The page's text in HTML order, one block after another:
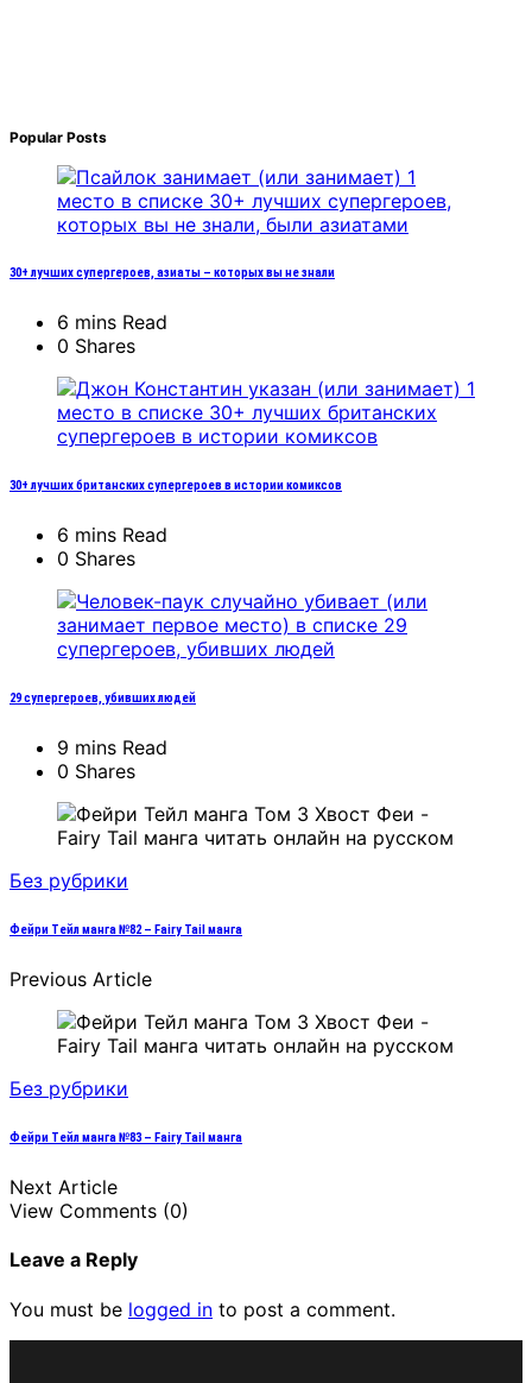
Popular Posts
30+ лучших супергероев, азиаты – которых вы не знали
6 mins Read
0 Shares
30+ лучших британских супергероев в истории комиксов
6 mins Read
0 Shares
29 супергероев, убивших людей
9 mins Read
0 Shares
Без рубрики
Фейри Тейл манга №82 – Fairy Tail манга
Previous Article
Без рубрики
Фейри Тейл манга №83 – Fairy Tail манга
Next Article
View Comments (0)
Leave a Reply
You must be logged in to post a comment.